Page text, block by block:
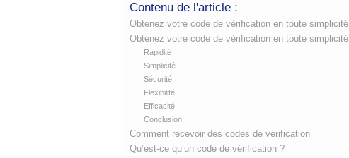
Contenu de l'article :
Obtenez votre code de vérification en toute simplicité
Obtenez votre code de vérification en toute simplicité
Rapidité
Simplicité
Sécurité
Flexibilité
Efficacité
Conclusion
Comment recevoir des codes de vérification
Qu’est-ce qu’un code de vérification ?